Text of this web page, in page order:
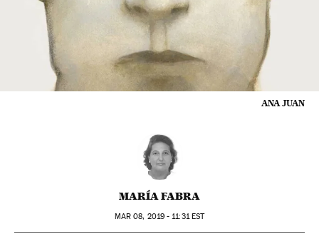
ANA JUAN
MARÍA FABRA
MAR 08, 2019 - 11:31EST